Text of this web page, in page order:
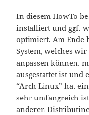
In diesem HowTo
installiert und ggf.
optimiert. Am Ende
System, welches
anpassen können,
ausgestattet ist und
“Arch Linux” hat
sehr umfangreich
anderen